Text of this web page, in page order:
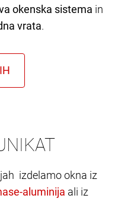
okenska sistema in
vrata.
izdelamo okna iz
ali iz